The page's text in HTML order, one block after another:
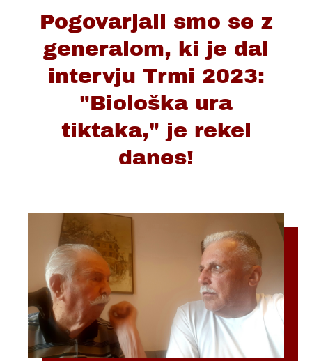
Pogovarjali smo se z
generalom, ki je dal
intervju Trmi 2023:
"Biološka ura
tiktaka," je rekel
danes!